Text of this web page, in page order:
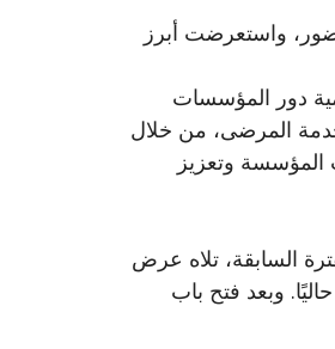
واستعرضت أبرز
دور المؤسسات
المرضى، من خلال
وتعزيز
السابقة، تلاه عرض
وبعد فتح باب